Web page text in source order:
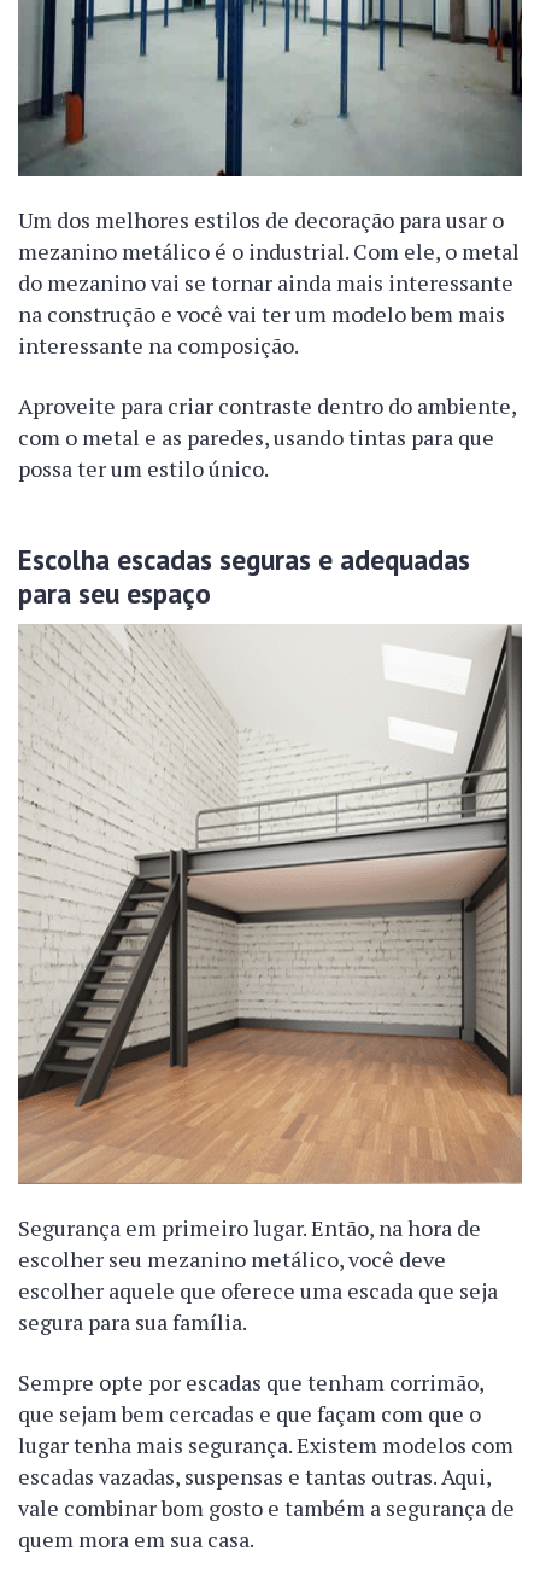
Um dos melhores estilos de decoração para usar o
mezanino metálico é o industrial. Com ele, o metal
do mezanino vai se tornar ainda mais interessante
na construção e você vai ter um modelo bem mais
interessante na composição.
Aproveite para criar contraste dentro do ambiente,
com o metal e as paredes, usando tintas para que
possa ter um estilo único.
Escolha escadas seguras e adequadas
para seu espaço
Segurança em primeiro lugar. Então, na hora de
escolher seu mezanino metálico, você deve
escolher aquele que oferece uma escada que seja
segura para sua família.
Sempre opte por escadas que tenham corrimão,
que sejam bem cercadas e que façam com que o
lugar tenha mais segurança. Existem modelos com
escadas vazadas, suspensas e tantas outras. Aqui,
vale combinar bom gosto e também a segurança de
quem mora em sua casa.